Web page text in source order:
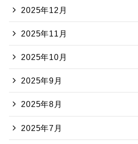
2025年12月
2025年11月
2025年10月
2025年9月
2025年8月
2025年7月